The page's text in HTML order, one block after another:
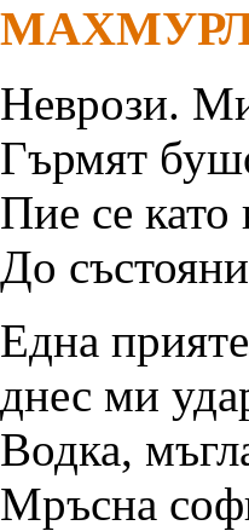
Неврози.
Гърмят
Пие се като
До
Една
днес ми
Водка,
Мръсна